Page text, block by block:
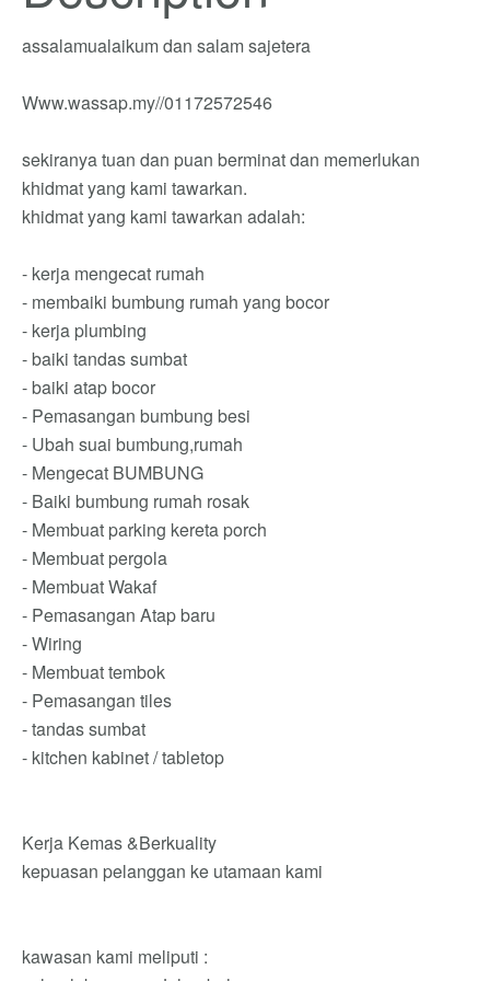
assalamualaikum dan salam sajetera
Www.wassap.my//01172572546
sekiranya tuan dan puan berminat dan memerlukan
khidmat yang kami tawarkan.
khidmat yang kami tawarkan adalah:
- kerja mengecat rumah
- membaiki bumbung rumah yang bocor
- kerja plumbing
- baiki tandas sumbat
- baiki atap bocor
- Pemasangan bumbung besi
- Ubah suai bumbung,rumah
- Mengecat BUMBUNG
- Baiki bumbung rumah rosak
- Membuat parking kereta porch
- Membuat pergola
- Membuat Wakaf
- Pemasangan Atap baru
- Wiring
- Membuat tembok
- Pemasangan tiles
- tandas sumbat
- kitchen kabinet / tabletop
Kerja Kemas &Berkuality
kepuasan pelanggan ke utamaan kami
kawasan kami meliputi :